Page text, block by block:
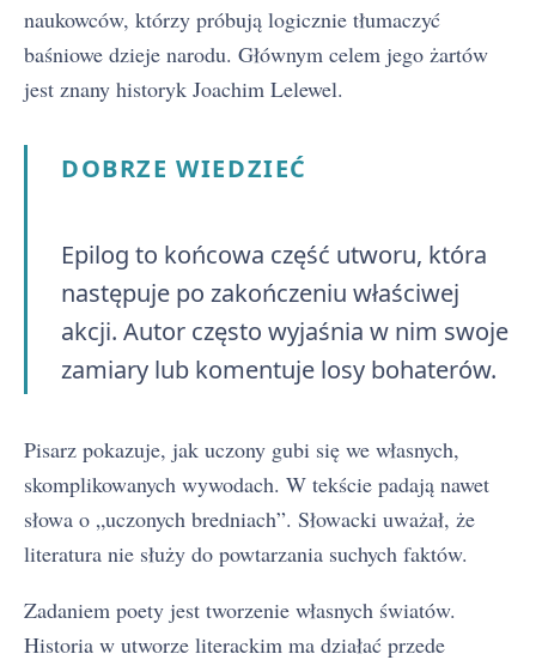
naukowców, którzy próbują logicznie tłumaczyć
baśniowe dzieje narodu. Głównym celem jego żartów
jest znany historyk Joachim Lelewel.
DOBRZE WIEDZIEĆ
Epilog to końcowa część utworu, która
następuje po zakończeniu właściwej
akcji. Autor często wyjaśnia w nim swoje
zamiary lub komentuje losy bohaterów.
Pisarz pokazuje, jak uczony gubi się we własnych,
skomplikowanych wywodach. W tekście padają nawet
słowa o „uczonych bredniach”. Słowacki uważał, że
literatura nie służy do powtarzania suchych faktów.
Zadaniem poety jest tworzenie własnych światów.
Historia w utworze literackim ma działać przede